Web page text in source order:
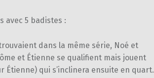
avec 5 badistes :
dans la même série, Noé et
et Étienne se qualifient mais jouent
Étienne) qui s’inclinera ensuite en quart.